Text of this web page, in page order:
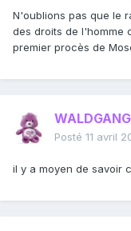
N'oublions pas que le
des droits de l'homme
premier procès de
Posté 11 avril
il y a moyen de savoir